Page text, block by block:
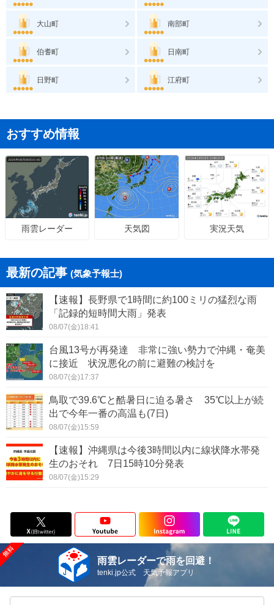
大山町 南部町
伯耆町 日南町
日野町 江府町
おすすめ情報
雨雲レーダー 天気図 実況天気
最新の記事 (気象予報士)
【速報】長野県で1時間に約100ミリの猛烈な雨
「記録的短時間大雨」発表
08/07(金)18:41
台風13号が再発達 非常に強い勢力で沖縄・奄美
に接近 状況悪化の前に避難の検討を
08/07(金)17:37
鳥取で39.6℃と酷暑日に迫る暑さ 35℃以上が続
出で今年一番の高温も(7日)
08/07(金)15:59
【速報】沖縄県は今後3時間以内に線状降水帯発
生のおそれ 7日15時10分発表
08/07(金)15:29
雨雲レーダーで雨を回避！
tenki.jp公式 天気予報アプリ